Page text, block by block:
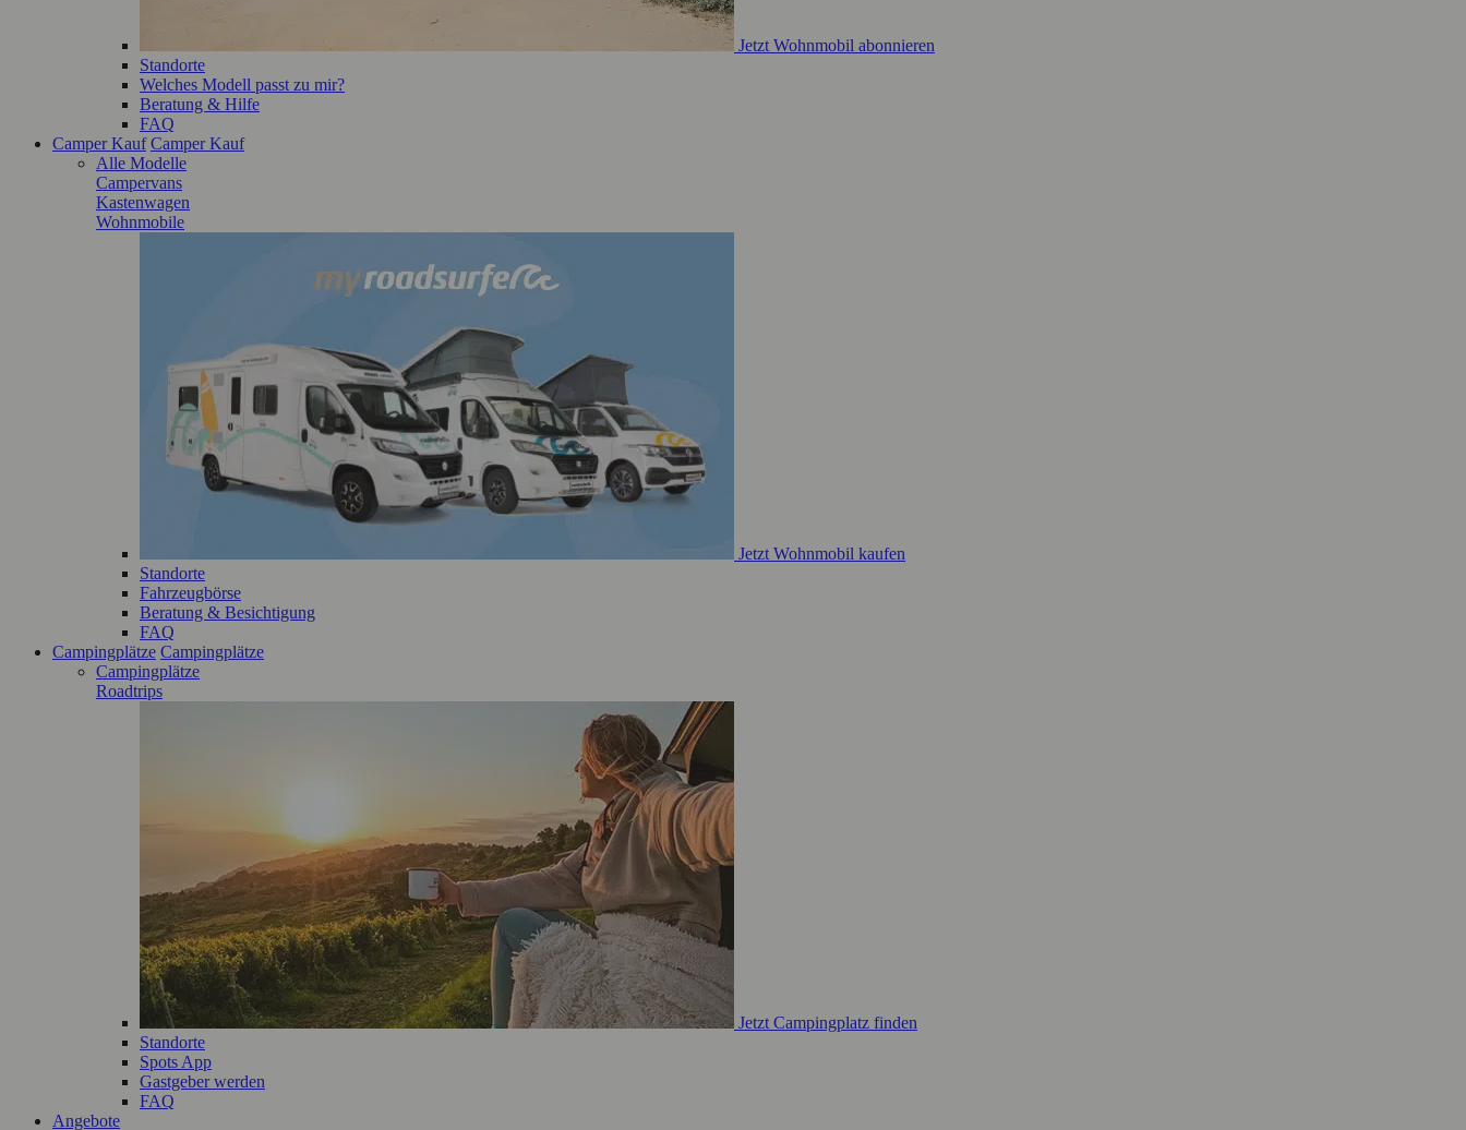
Jetzt Wohnmobil abonnieren
Standorte
Welches Modell passt zu mir?
Beratung & Hilfe
FAQ
Camper Kauf Camper Kauf
Alle Modelle
Campervans
Kastenwagen
Wohnmobile
Jetzt Wohnmobil kaufen
Standorte
Fahrzeugbörse
Beratung & Besichtigung
FAQ
Campingplätze Campingplätze
Campingplätze
Roadtrips
Jetzt Campingplatz finden
Standorte
Spots App
Gastgeber werden
FAQ
Angebote